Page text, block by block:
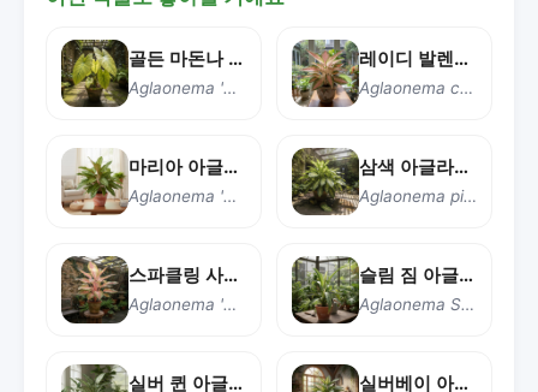
골든 마돈나 아글라오네마
Aglaonema 'Golden Madonna'
레이디 발렌타인 아글라오네마
Aglaonema commutatum 'Lady Valentine'
마리아 아글라오네마
Aglaonema 'Maria'
삼색 아글라오네마
Aglaonema pictum tricolor
스파클링 사라 아글라오네마
Aglaonema 'Sparkling Sarah'
슬림 짐 아글라오네마
Aglaonema Slim Jim
실버 퀸 아글라오네마 실버베이 아글라오네마